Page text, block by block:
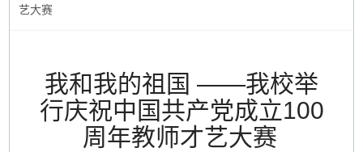
艺大赛
我和我的祖国 ——我校举
行庆祝中国共产党成立100
周年教师才艺大赛